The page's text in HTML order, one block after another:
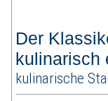
Der
kulinarisch
kulinarische